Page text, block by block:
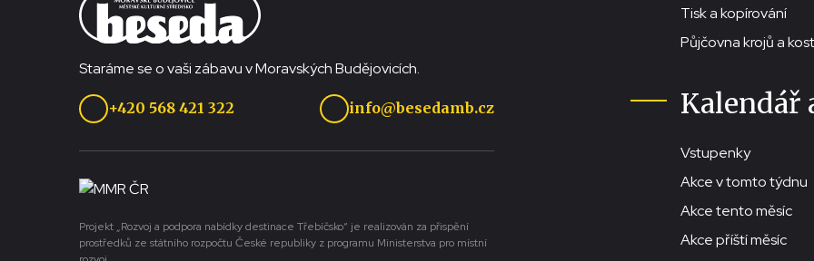
Staráme se o vaši zábavu v Moravských Budějovicích.
+420 568 421 322 info@besedamb.cz
Projekt „Rozvoj a podpora nabídky destinace Třebíčsko“ je realizován za přispění
prostředků ze státního rozpočtu České republiky z programu Ministerstva pro místní
Tisk a kopírování
Půjčovna krojů a
Kalendář
Vstupenky
Akce v tomto týdnu
Akce tento měsíc
Akce příští měsíc